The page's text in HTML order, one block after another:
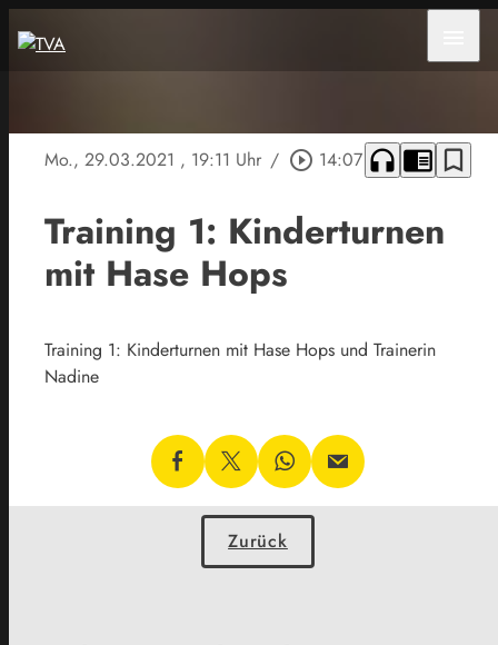
Mo., 29.03.2021 , 19:11 Uhr / play_circle_outline 14:07 headphones chrome_reader_mode bookmark_border
Training 1: Kinderturnen
mit Hase Hops
Training 1: Kinderturnen mit Hase Hops und Trainerin
Nadine
Zurück